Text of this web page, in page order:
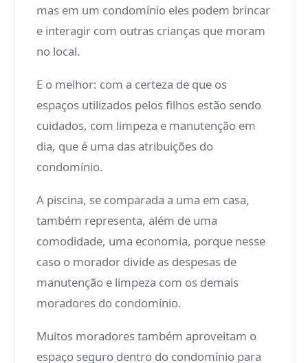
mas em um condomínio eles podem brincar
e interagir com outras crianças que moram
no local.
E o melhor: com a certeza de que os
espaços utilizados pelos filhos estão sendo
cuidados, com limpeza e manutenção em
dia, que é uma das atribuições do
condomínio.
A piscina, se comparada a uma em casa,
também representa, além de uma
comodidade, uma economia, porque nesse
caso o morador divide as despesas de
manutenção e limpeza com os demais
moradores do condomínio.
Muitos moradores também aproveitam o
espaço seguro dentro do condomínio para